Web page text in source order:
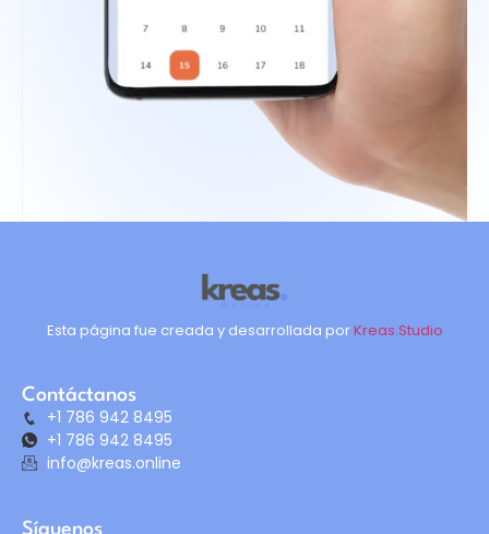
Esta página fue creada y desarrollada porKreas.Studio
Contáctanos
+1 786 942 8495
+1 786 942 8495
info@kreas.online